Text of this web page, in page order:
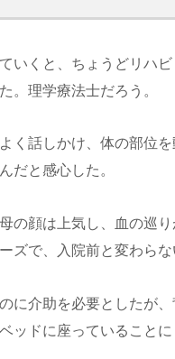
いくと、ちょうどリハ
。理学療法士だろう。
く話しかけ、体の部位
だと感心した。
の顔は上気し、血の巡
ズで、入院前と変わらな
に介助を必要としたが
ッドに座っていることに